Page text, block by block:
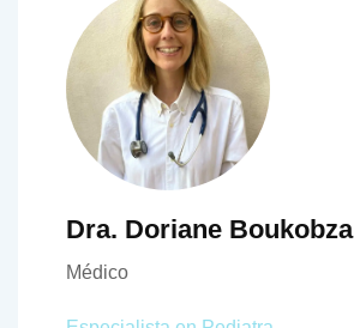
Dra. Doriane Boukobza
Médico